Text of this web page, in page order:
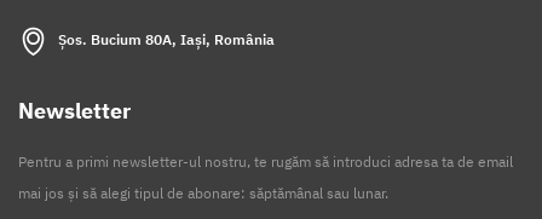
Șos. Bucium 80A, Iași, România
Newsletter
Pentru a primi newsletter-ul nostru, te rugăm să introduci adresa ta de email
mai jos și să alegi tipul de abonare: săptămânal sau lunar.